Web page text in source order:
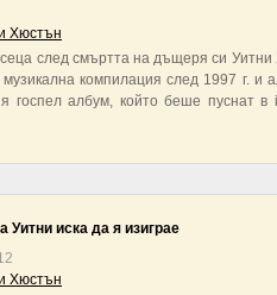
Хюстън
след смъртта на дъщеря си
компилация след 1997 г. и
госпел албум, който беше пуснат
Уитни иска да я изиграе
Хюстън